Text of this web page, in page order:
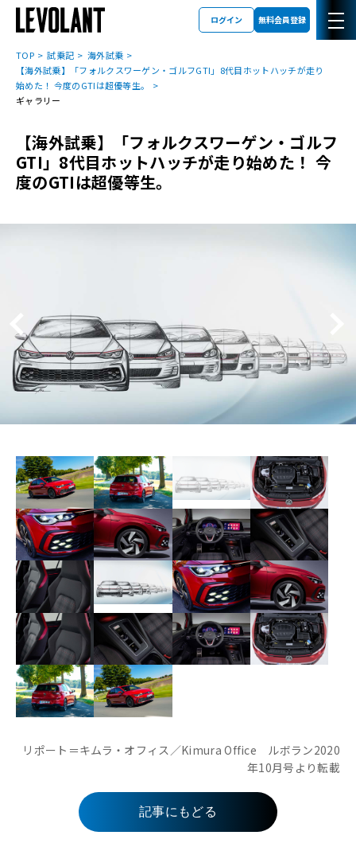
ログイン 無料会員登録
TOP 試乗記
海外試乗
【海外試乗】「フォルクスワーゲン・ゴルフGTI」8代目ホットハッチが走り
始めた！ 今度のGTIは超優等生。
ギャラリー
【海外試乗】「フォルクスワーゲン・ゴルフ
GTI」8代目ホットハッチが走り始めた！ 今
度のGTIは超優等生。
リポート＝キムラ・オフィス／Kimura Office ルボラン2020
年10月号より転載
記事にもどる